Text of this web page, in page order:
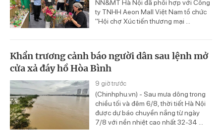
NN&MT Hà Nội đã phối hợp với Công
ty TNHH Aeon Mall Việt Nam tổ chức
"Hội chợ Xúc tiến thương mại ...
Khẩn trương cảnh báo người dân sau lệnh mở
cửa xả đáy hồ Hòa Bình
9 giờ trước
(Chinhphu.vn) - Sau mưa dông trong
chiều tối và đêm 6/8, thời tiết Hà Nội
được dự báo chuyển nắng từ ngày
7/8 với nền nhiệt cao nhất 32-34 ...